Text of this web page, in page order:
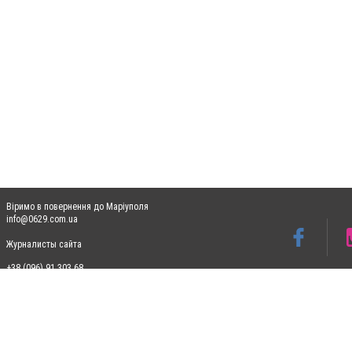
Віримо в повернення до Маріуполя
info@0629.com.ua
Журналисты сайта
+38 (096) 91 303 68